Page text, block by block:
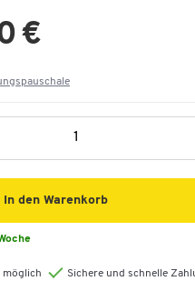
€
In den Warenkorb
möglich
Sichere und schnelle